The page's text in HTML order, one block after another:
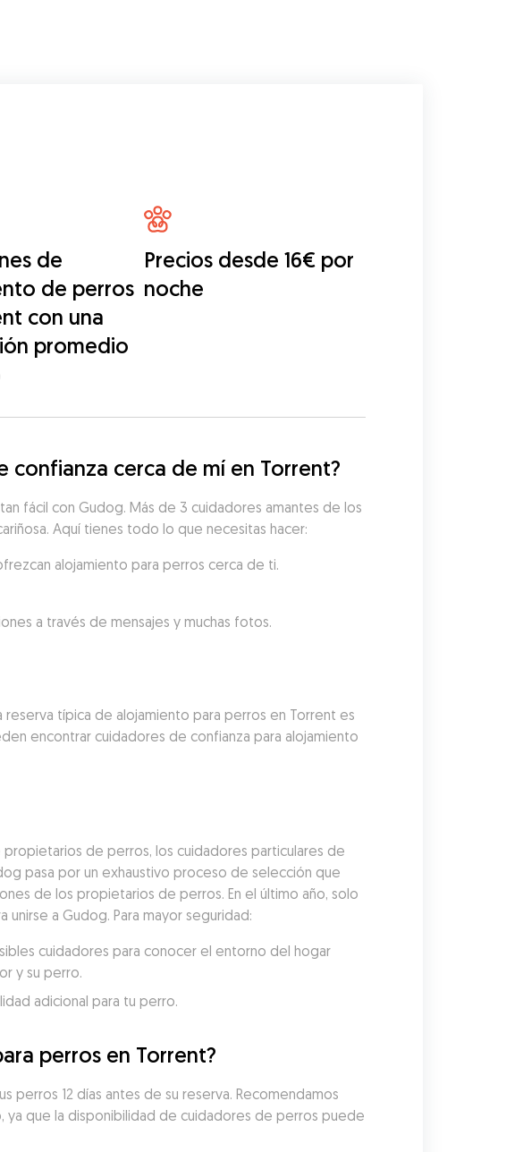
de
de perros
con una
promedio
Precios desde 16€ por
noche
cerca de mí en Torrent?
fácil con Gudog. Más de 3 cuidadores amantes de los
Aquí tienes todo lo que necesitas hacer:
alojamiento para perros cerca de ti.
a través de mensajes y muchas fotos.
típica de alojamiento para perros en Torrent es
encontrar cuidadores de confianza para alojamiento
de perros, los cuidadores particulares de
pasa por un exhaustivo proceso de selección que
de los propietarios de perros. En el último año, solo
a Gudog. Para mayor seguridad:
cuidadores para conocer el entorno del hogar
y su perro.
adicional para tu perro.
perros en Torrent?
perros 12 días antes de su reserva. Recomendamos
ya que la disponibilidad de cuidadores de perros puede